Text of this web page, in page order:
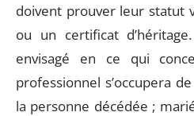
doivent prouver leur statut
ou un certificat
envisagé en ce qui
professionnel s’occupera
la personne décédée ;